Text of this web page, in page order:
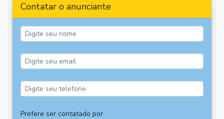
Contatar o anunciante
Prefere ser contatado por